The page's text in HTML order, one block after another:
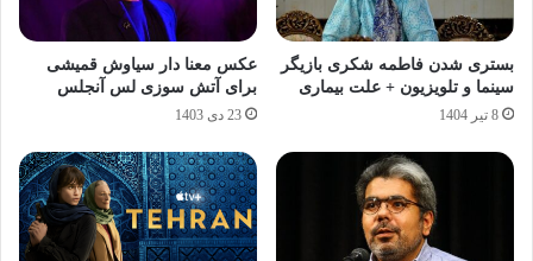
بستری شدن فاطمه شکری بازیگر
سینما و تلویزیون + علت بیماری
8 تیر 1404
عکس معنا دار سیاوش قمیشی
برای آتش سوزی لس آنجلس
23 دی 1403